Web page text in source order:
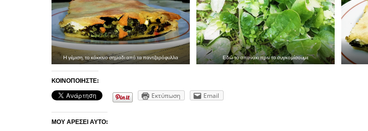
H γέμιση, το κόκκινο σημαδι από τα παντζαρόφυλλα Εδώ το σπανάκι πριν το συγκομίσουμε
ΚΟΙΝΟΠΟΙΉΣΤΕ:
Εκτύπωση Email
ΜΟΥ ΑΡΈΣΕΙ ΑΥΤΌ: